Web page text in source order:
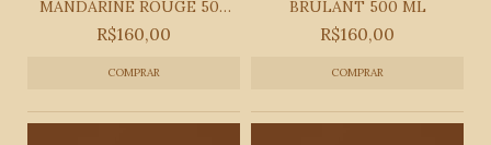
MANDARINE ROUGE 500
ML
R$160,00
BRÛLANT 500 ML
R$160,00